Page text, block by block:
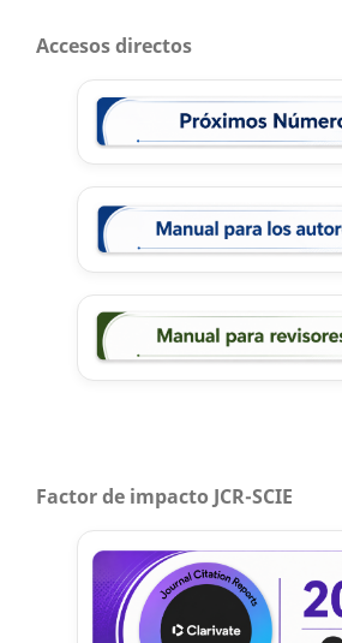
Accesos directos
Factor de impacto JCR-SCIE